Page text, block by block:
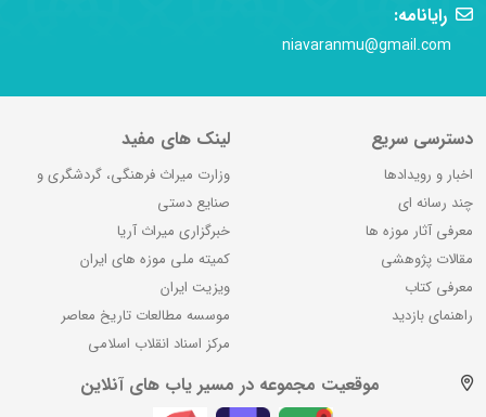
رایانامه:
niavaranmu@gmail.com
دسترسی سریع
اخبار و رویدادها
چند رسانه ای
معرفی آثار موزه ها
مقالات پژوهشی
معرفی کتاب
راهنمای بازدید
لینک های مفید
وزارت میراث فرهنگی، گردشگری و
صنایع دستی
خبرگزاری میراث آریا
کمیته ملی موزه های ایران
ویزیت ایران
موسسه مطالعات تاریخ معاصر
مرکز اسناد انقلاب اسلامی
موقعیت مجموعه در مسیر یاب های آنلاین